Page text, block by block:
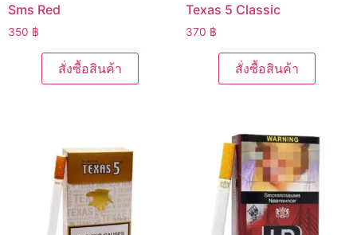
Sms Red
350 ฿
สั่งซื้อสินค้า
Texas 5 Classic
370 ฿
สั่งซื้อสินค้า